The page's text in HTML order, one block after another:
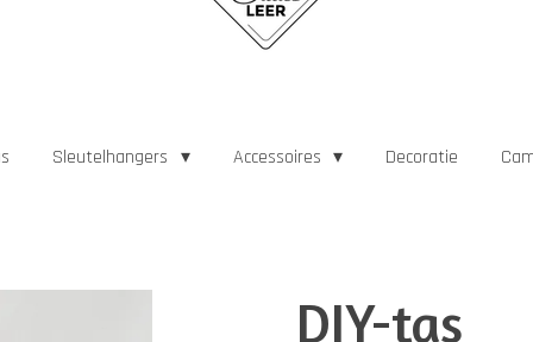
Sleutelhangers Accessoires Decoratie
DIY-tas